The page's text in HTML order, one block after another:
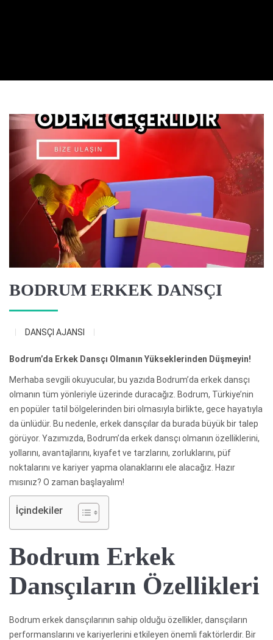
BODRUM ERKEK DANSÇI
DANSÇI AJANSI
Bodrum’da Erkek Dansçı Olmanın Yükseklerinden Düşmeyin!
Merhaba sevgili okuyucular, bu yazıda Bodrum’da erkek dansçı
olmanın tüm yönleriyle üzerinde duracağız. Bodrum, Türkiye’nin
en popüler tatil bölgelerinden biri olmasıyla birlikte, gece hayatıyla
da ünlüdür. Bu nedenle, erkek dansçılar da burada büyük bir talep
görüyor. Yazımızda, Bodrum’da erkek dansçı olmanın özelliklerini,
yollarını, avantajlarını, kıyafet ve tarzlarını, zorluklarını, püf
noktalarını ve kariyer yapma olanaklarını ele alacağız. Hazır
mısınız? O zaman başlayalım!
İçindekiler
Bodrum Erkek
Dansçıların Özellikleri
Bodrum erkek dansçılarının sahip olduğu özellikler, dansçıların
performanslarını ve kariyerlerini etkileyen önemli faktörlerdir. Bir